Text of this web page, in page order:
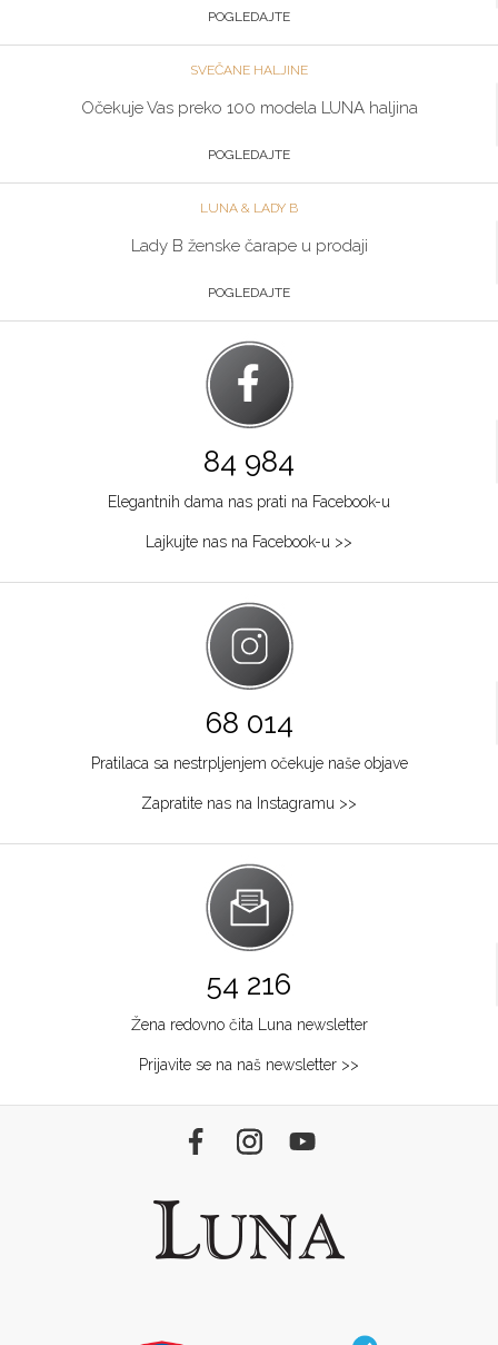
POGLEDAJTE
SVEČANE HALJINE
Očekuje Vas preko 100 modela LUNA haljina
POGLEDAJTE
LUNA & LADY B
Lady B ženske čarape u prodaji
POGLEDAJTE
84 984
Elegantnih dama nas prati na Facebook-u
Lajkujte nas na Facebook-u >>
68 014
Pratilaca sa nestrpljenjem očekuje naše objave
Zapratite nas na Instagramu >>
54 216
Žena redovno čita Luna newsletter
Prijavite se na naš newsletter >>